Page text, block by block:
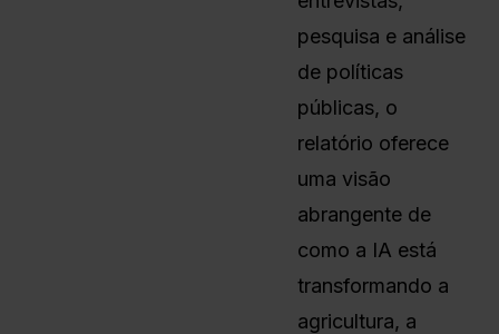
pesquisa e análise
de políticas
públicas, o
relatório oferece
uma visão
abrangente de
como a IA está
transformando a
agricultura, a